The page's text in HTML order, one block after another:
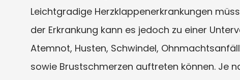
Leichtgradige Herzklappenerkrankungen
der Erkrankung kann es jedoch zu einer
Atemnot, Husten, Schwindel,
sowie Brustschmerzen auftreten können. Je